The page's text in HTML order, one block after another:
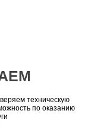
техническую
по оказанию